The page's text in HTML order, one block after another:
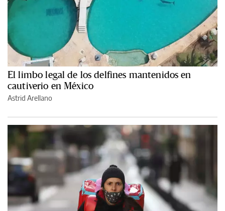
El limbo legal de los delfines mantenidos en
cautiverio en México
Astrid Arellano